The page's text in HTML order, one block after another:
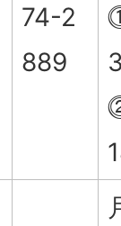
74-2
889